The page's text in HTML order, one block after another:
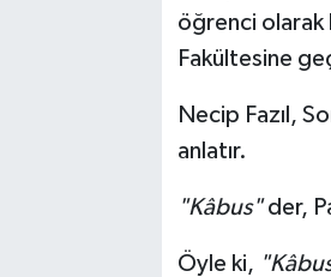
öğrenci olarak
Fakültesine
Necip Fazıl,
anlatır.
"Kâbus"der,
Öyle ki,